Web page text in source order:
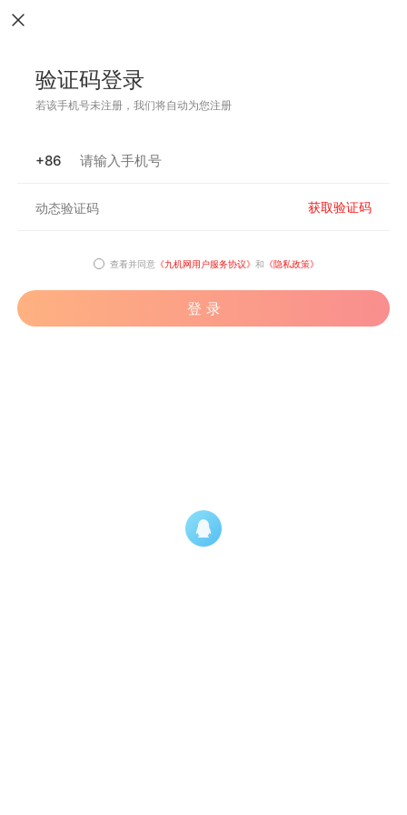
验证码登录
若该手机号未注册，我们将自动为您注册
+86
获取验证码
查看并同意 《九机网用户服务协议》 和 《隐私政策》
登 录